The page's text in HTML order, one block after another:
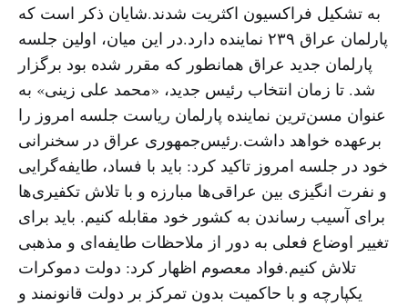
به تشکیل فراکسیون اکثریت شدند.شایان ذکر است که
پارلمان عراق ۲۳۹ نماینده دارد.در این میان، اولین جلسه
پارلمان جدید عراق همانطور که مقرر شده بود برگزار
شد. تا زمان انتخاب رئیس جدید، «محمد علی زینی» به
عنوان مسن‌ترین نماینده پارلمان ریاست جلسه امروز را
برعهده خواهد داشت.رئیس‌جمهوری عراق در سخنرانی
خود در جلسه امروز تاکید کرد: باید با فساد، طایفه‌گرایی
و نفرت انگیزی بین عراقی‌ها مبارزه و با تلاش تکفیری‌ها
برای آسیب رساندن به کشور خود مقابله کنیم. باید برای
تغییر اوضاع فعلی به دور از ملاحظات طایفه‌ای و مذهبی
تلاش کنیم.فواد معصوم اظهار کرد: دولت دموکرات
یکپارچه و با حاکمیت بدون تمرکز بر دولت قانونمند و